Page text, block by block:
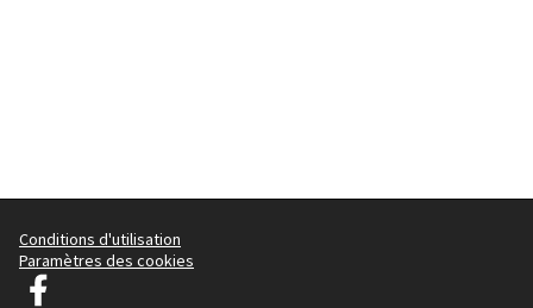
Conditions d'utilisation
Paramètres des cookies
Decidim Ljubljana sur Facebook